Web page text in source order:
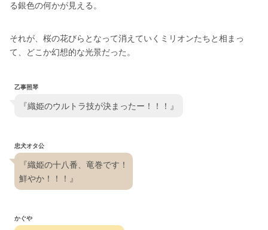
る銀色の何かが見える。
それが、桜の花びらとなって消えていくミリオンたちと相まっ
て、どこか幻想的な光景だった。
乙事照琴
『織姫のウルトラ技が決まったー！！！』
忠犬オタ公
『織姫の十八番、竜巻です！
鮮やか！！！』
かぐや